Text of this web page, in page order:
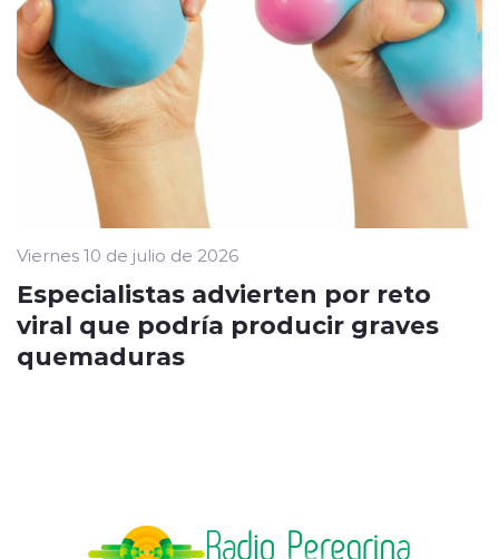
Viernes 10 de julio de 2026
Especialistas advierten por reto
viral que podría producir graves
quemaduras